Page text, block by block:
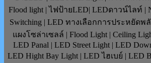
Flood light | ไฟป้ายLED| LEDดาวน์ไลท์ |
Switching | LED ทางเลือกการประหยัดพ
แผงโซล่าเซลล์ | Flood Light | Ceiling
LED Panal | LED Street Light | LED
LED Hight Bay Light | LED ไฮเบย์ | LED